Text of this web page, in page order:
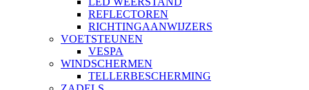
REFLECTOREN
RICHTINGAANWIJZERS
VOETSTEUNEN
VESPA
WINDSCHERMEN
TELLERBESCHERMING